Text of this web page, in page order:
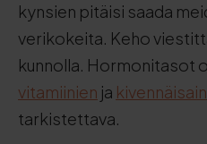
kynsien pitäisi saada
verikokeita. Keho
kunnolla. Hormonitasot
vitamiinien ja
tarkistettava.